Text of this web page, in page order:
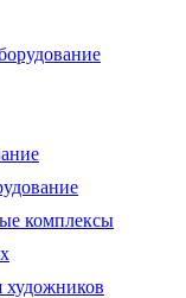
комплексы
художников